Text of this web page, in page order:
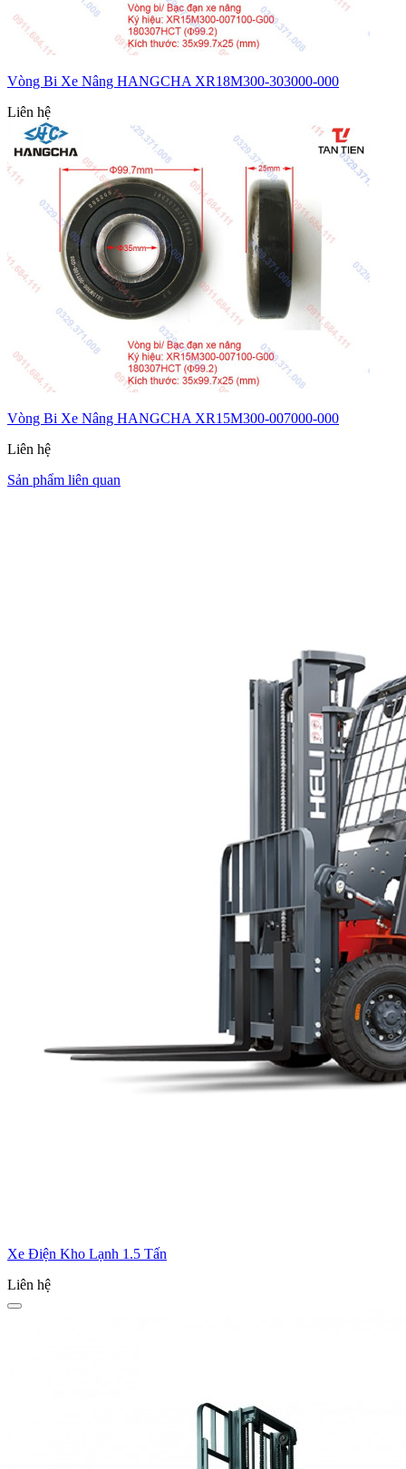
Vòng Bi Xe Nâng HANGCHA XR18M300-303000-000
Liên hệ
Vòng Bi Xe Nâng HANGCHA XR15M300-007000-000
Liên hệ
Sản phẩm liên quan
Xe Điện Kho Lạnh 1.5 Tấn
Liên hệ